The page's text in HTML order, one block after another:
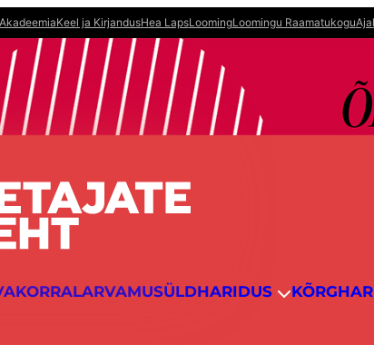
Keel ja KirjandusHea LapsLoomingLoomingu Raamatukogu
ARVAMUSÜLDHARIDUS